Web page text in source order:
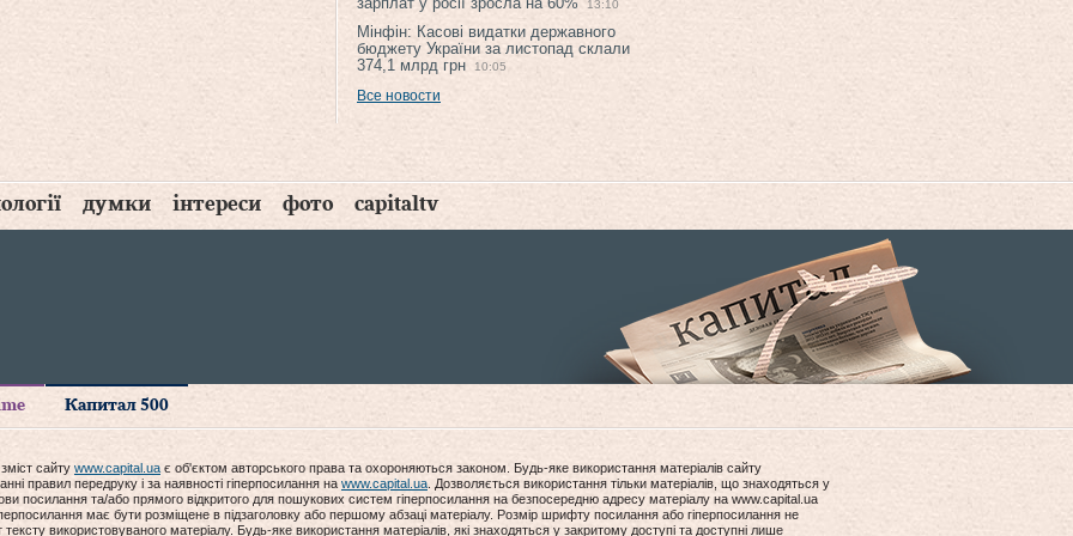
13:10
Мінфін: Касові видатки державного
бюджету України за листопад склали
374,1 млрд грн
10:05
Все новости
думки інтереси фото capitaltv
Капитал 500
сайту www.capital.ua є об'єктом авторського права та охороняються законом. Будь-яке використання матеріалів сайту
правил передруку і за наявності гіперпосилання на www.capital.ua . Дозволяється використання тільки матеріалів, що знаходяться у
посилання та/або прямого відкритого для пошукових систем гіперпосилання на безпосередню адресу матеріалу на www.capital.ua
має бути розміщене в підзаголовку або першому абзаці матеріалу. Розмір шрифту посилання або гіперпосилання не
використовуваного матеріалу. Будь-яке використання матеріалів, які знаходяться у закритому доступі та доступні лише